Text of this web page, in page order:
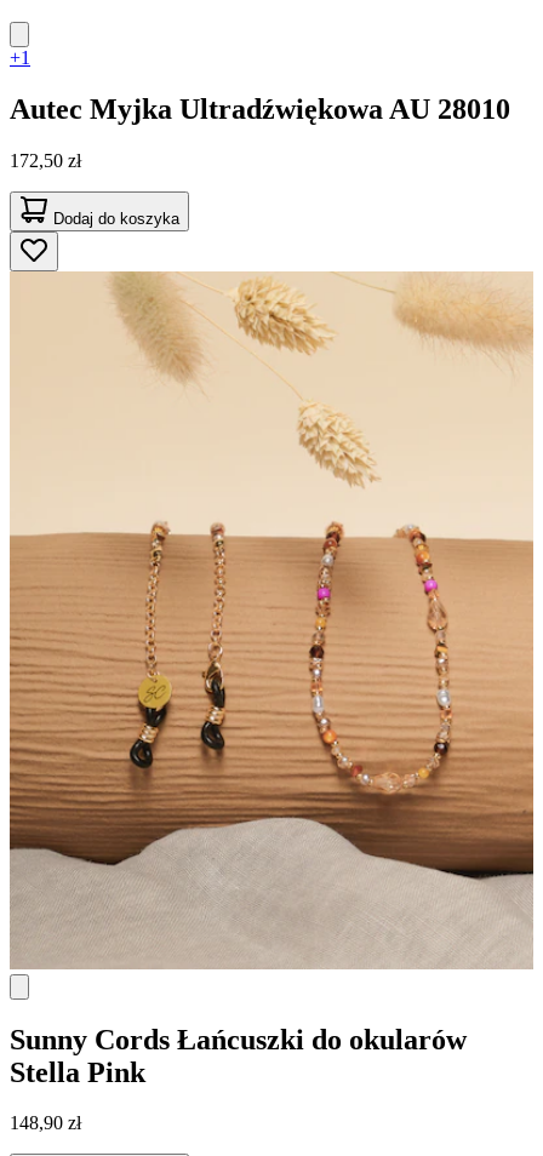
+1
Autec Myjka Ultradźwiękowa AU 28010
172,50 zł
Dodaj do koszyka
Sunny Cords Łańcuszki do okularów
Stella Pink
148,90 zł